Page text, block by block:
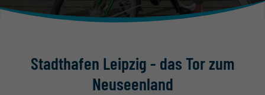
Stadthafen Leipzig - das Tor zum
Neuseenland